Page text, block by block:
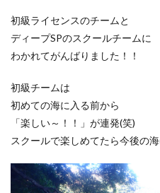
初級ライセンスのチームと
ディープSPのスクールチームに
わかれてがんばりました！！
初級チームは
初めての海に入る前から
「楽しい～！！」が連発(笑)
スクールで楽しめてたら今後の